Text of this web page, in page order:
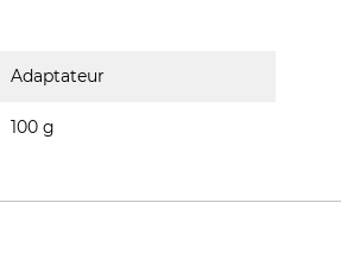
Adaptateur
100 g